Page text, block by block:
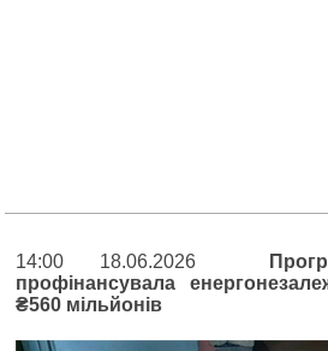
14:00 18.06.2026
профінансувала
₴560 мільйонів